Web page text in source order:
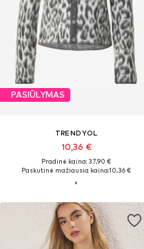
PASIŪLYMAS
TRENDYOL
10,36 €
Pradinė kaina: 37,90 €
Paskutinė mažiausia kaina:10,36 €